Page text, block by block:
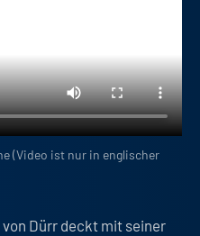
(Video ist nur in englischer
Dürr decktmit seiner